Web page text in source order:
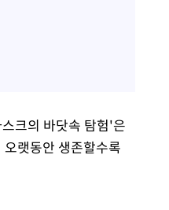
크의 바닷속 탐험'은
랫동안 생존할수록